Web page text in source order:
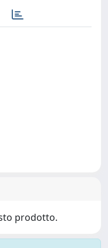
prodotto.